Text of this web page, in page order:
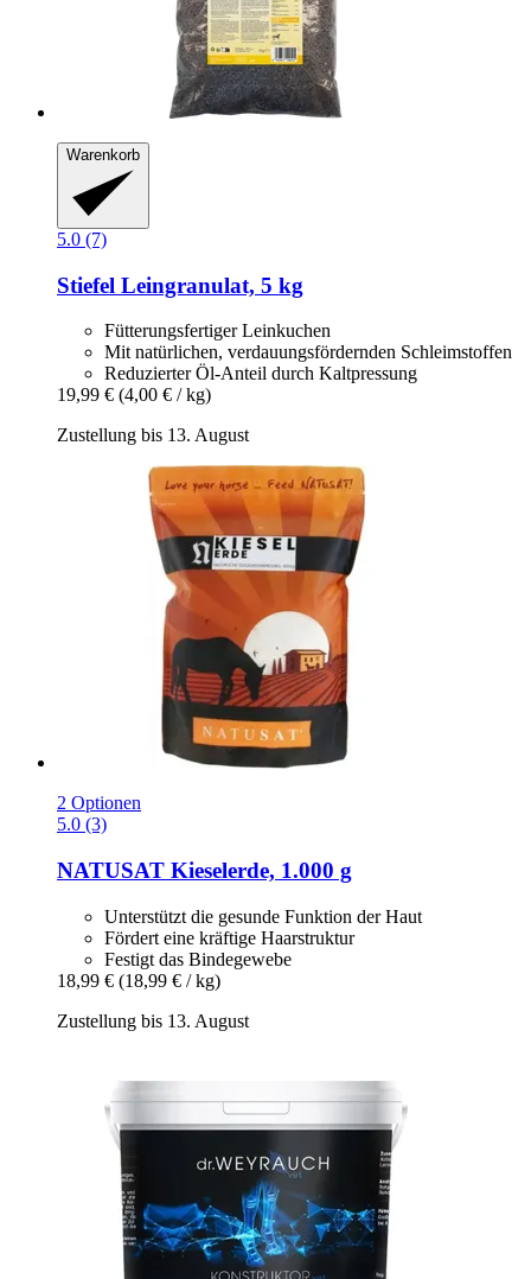
Warenkorb
5.0 (7)
Stiefel Leingranulat, 5 kg
Fütterungsfertiger Leinkuchen
Mit natürlichen, verdauungsfördernden Schleimstoffen
Reduzierter Öl-Anteil durch Kaltpressung
19,99 € (4,00 € / kg)
Zustellung bis 13. August
2 Optionen
5.0 (3)
NATUSAT Kieselerde, 1.000 g
Unterstützt die gesunde Funktion der Haut
Fördert eine kräftige Haarstruktur
Festigt das Bindegewebe
18,99 € (18,99 € / kg)
Zustellung bis 13. August